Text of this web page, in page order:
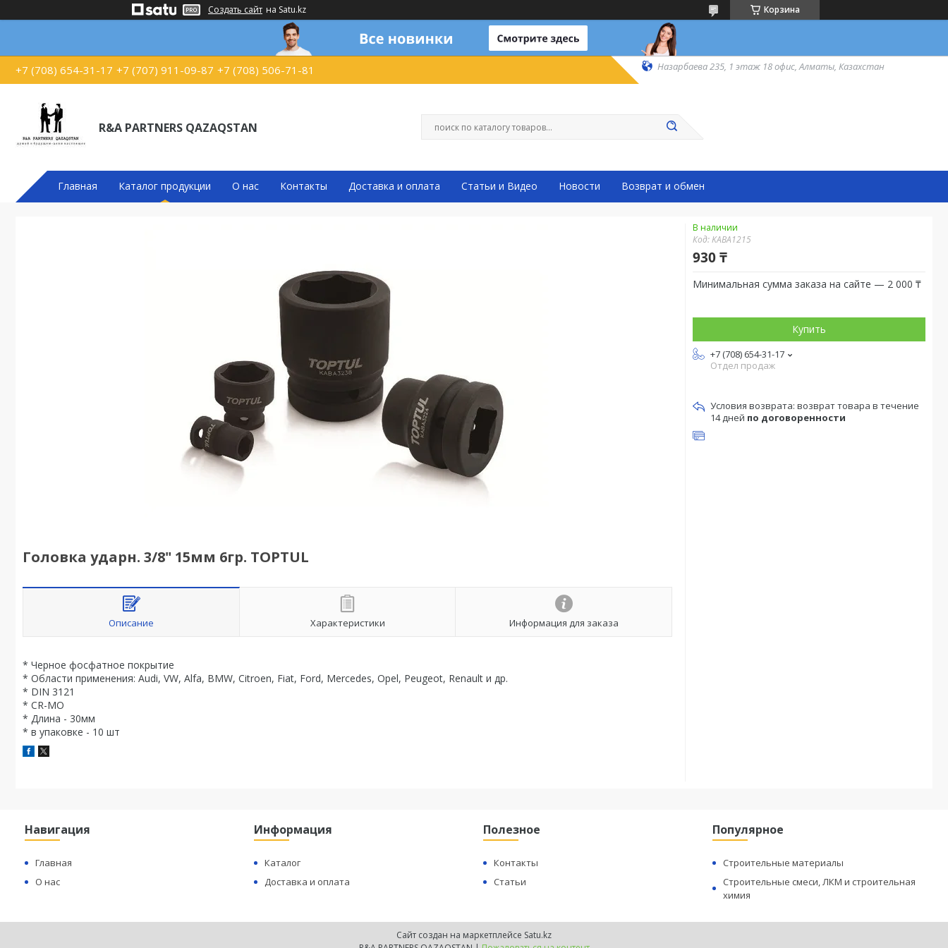
Создать сайт на Satu.kz Корзина
+7 (708) 654-31-17 +7 (707) 911-09-87 +7 (708) 506-71-81 Назарбаева 235, 1 этаж 18 офис, Алматы, Казахстан
R&A PARTNERS QAZAQSTAN
Главная Каталог продукции О нас Контакты Доставка и оплата Статьи и Видео Новости Возврат и обмен
Головка ударн. 3/8" 15мм 6гр. TOPTUL
Описание Характеристики Информация для заказа
* Черное фосфатное покрытие
* Области применения: Audi, VW, Alfa, BMW, Citroen, Fiat, Ford, Mercedes, Opel, Peugeot, Renault и др.
* DIN 3121
* CR-MO
* Длина - 30мм
* в упаковке - 10 шт
В наличии
Код:KABA1215
930 ₸
Минимальная сумма заказа на сайте — 2 000 ₸
Купить
+7 (708) 654-31-17
Отдел продаж
возврат товара в течение
14 дней по договоренности
Навигация
Главная
О нас
Информация
Каталог
Доставка и оплата
Полезное
Контакты
Статьи
Популярное
Строительные материалы
Строительные смеси, ЛКМ и строительная
химия
Сайт создан на маркетплейсе Satu.kz